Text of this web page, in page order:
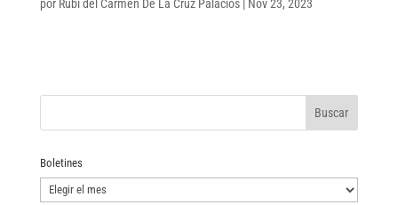
por Rubí del Carmen De La Cruz Palacios| Nov 23, 2023
Boletines
Boletines